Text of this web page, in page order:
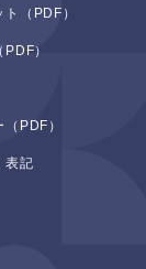
（PDF）
）
PDF）
表記